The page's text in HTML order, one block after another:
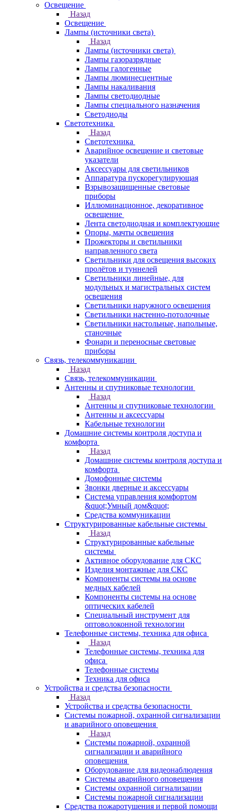
Освещение
Назад
Освещение
Лампы (источники света)
Назад
Лампы (источники света)
Лампы газоразрядные
Лампы галогенные
Лампы люминесцентные
Лампы накаливания
Лампы светодиодные
Лампы специального назначения
Светодиоды
Светотехника
Назад
Светотехника
Аварийное освещение и световые
указатели
Аксессуары для светильников
Аппаратура пускорегулирующая
Взрывозащищенные световые
приборы
Иллюминационное, декоративное
освещение
Лента светодиодная и комплектующие
Опоры, мачты освещения
Прожекторы и светильники
направленного света
Светильники для освещения высоких
пролётов и туннелей
Светильники линейные, для
модульных и магистральных систем
освещения
Светильники наружного освещения
Светильники настенно-потолочные
Светильники настольные, напольные,
станочные
Фонари и переносные световые
приборы
Связь, телекоммуникации
Назад
Связь, телекоммуникации
Антенны и спутниковые технологии
Назад
Антенны и спутниковые технологии
Антенны и аксессуары
Кабельные технологии
Домашние системы контроля доступа и
комфорта
Назад
Домашние системы контроля доступа и
комфорта
Домофонные системы
Звонки дверные и аксессуары
Система управления комфортом
&quot;Умный дом&quot;
Средства коммуникации
Структурированные кабельные системы
Назад
Структурированные кабельные
системы
Активное оборудование для СКС
Изделия монтажные для СКС
Компоненты системы на основе
медных кабелей
Компоненты системы на основе
оптических кабелей
Специальный инструмент для
оптоволоконной технологии
Телефонные системы, техника для офиса
Назад
Телефонные системы, техника для
офиса
Телефонные системы
Техника для офиса
Устройства и средства безопасности
Назад
Устройства и средства безопасности
Системы пожарной, охранной сигнализации
и аварийного оповещения
Назад
Системы пожарной, охранной
сигнализации и аварийного
оповещения
Оборудование для видеонаблюдения
Системы аварийного оповещения
Системы охранной сигнализации
Системы пожарной сигнализации
Средства пожаротушения и первой помощи